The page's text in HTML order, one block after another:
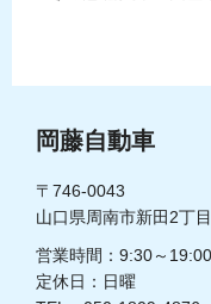
岡藤自動車
〒746-0043
山口県周南市新田2丁
営業時間：9:30～19:00
定休日：日曜